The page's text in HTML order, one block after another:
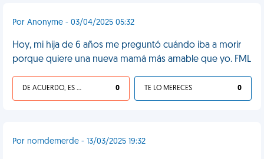
Por Anonyme - 03/04/2025 05:32
Hoy, mi hija de 6 años me preguntó cuándo iba a morir
porque quiere una nueva mamá más amable que yo. FML
DE ACUERDO, ES UNA VIDA HP 0 TE LO MERECES 0
Por nomdemerde - 13/03/2025 19:32